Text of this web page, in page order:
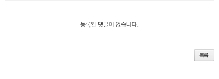
등록된 댓글이 없습니다.